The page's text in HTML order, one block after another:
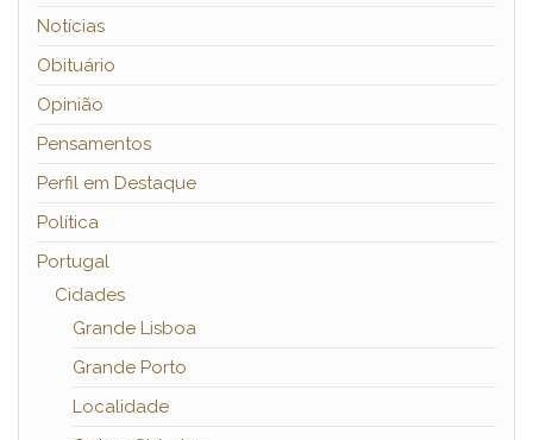
Notícias
Obituário
Opinião
Pensamentos
Perfil em Destaque
Política
Portugal
Cidades
Grande Lisboa
Grande Porto
Localidade